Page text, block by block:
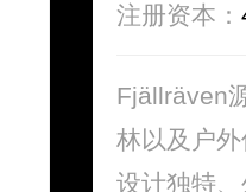
注册资本：
Fjällräven
林以及户
设计独特